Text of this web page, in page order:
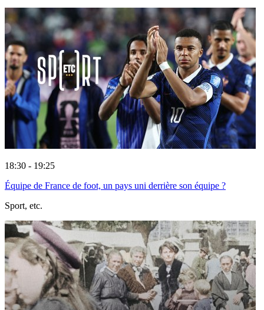
18:30 - 19:25
Équipe de France de foot, un pays uni derrière son équipe ?
Sport, etc.